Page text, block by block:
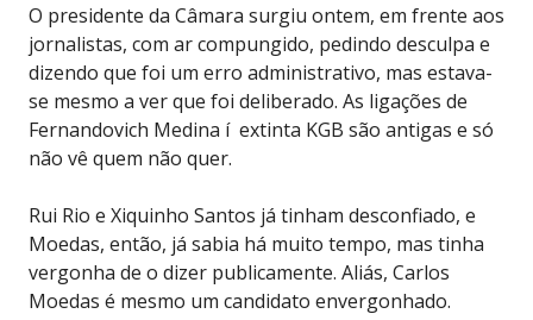
O presidente da Câmara surgiu ontem, em frente aos
jornalistas, com ar compungido, pedindo desculpa e
dizendo que foi um erro administrativo, mas estava-
se mesmo a ver que foi deliberado. As ligações de
Fernandovich Medina í extinta KGB são antigas e só
não vê quem não quer.
Rui Rio e Xiquinho Santos já tinham desconfiado, e
Moedas, então, já sabia há muito tempo, mas tinha
vergonha de o dizer publicamente. Aliás, Carlos
Moedas é mesmo um candidato envergonhado.